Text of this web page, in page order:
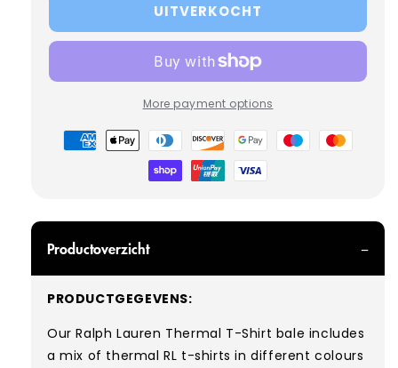
UITVERKOCHT
More payment options
Betaalmethoden
Productoverzicht
PRODUCTGEGEVENS:
Our Ralph Lauren Thermal T-Shirt bale includes
a mix of thermal RL t-shirts in different colours